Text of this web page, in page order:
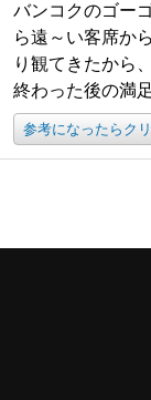
バンコクのゴー
ら遠～い客席か
り観てきたから
終わった後の満
参考になったらク